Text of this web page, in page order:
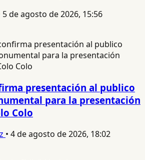
5 de agosto de 2026, 15:56
presentación al publico
para la presentación
Colo
• 4 de agosto de 2026, 18:02